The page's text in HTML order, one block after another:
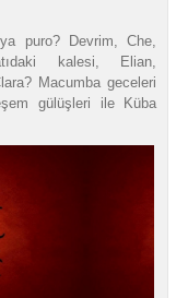
puro? Devrim, Che,
kalesi, Elian,
Macumba geceleri
gülüşleri ile Küba